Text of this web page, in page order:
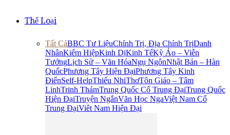
Thể Loại
Tất CảBBC Tư LiệuChính Trị, Địa Chính TrịDanh
NhânKiếm HiệpKinh DịKinh TếKỳ Ảo – Viễn
TưởngLịch Sử – Văn HóaNgụ NgônNhật Bản – Hàn
QuốcPhương Tây Hiện ĐạiPhương Tây Kinh
ĐiểnSelf-HelpThiếu NhiThơTôn Giáo – Tâm
LinhTrinh ThámTrung Quốc Cổ Trung ĐạiTrung Quốc
Hiện ĐạiTruyện NgắnVăn Học NgaViệt Nam Cổ
Trung ĐạiViêt Nam Hiện Đại